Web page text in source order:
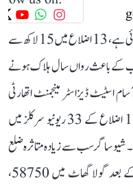
آسام میں سیلاب کی صورتحال انتہائی سنگین بنی ہوئی ہے، 13 اضلاع میں 15 لاکھ سے
کے باعث رواں سال ہلاک ہونے
کر 98 ہو گئی ہے۔ آسام اسٹیٹ ڈیزاسٹر مینجمنٹ اتھارٹی
(اے ایس ڈی ایم اے) کے مطابق فی الحال 13 اضلاع کے 33 ریونیو سرکلز میں
لوگ متاثر ہیں۔ شیو ساگر سب سے زیادہ متاثرہ ضلع
ہے جہاں 48286 لوگ متاثر ہوئے، اس کے بعد گولا گھاٹ میں 58750،